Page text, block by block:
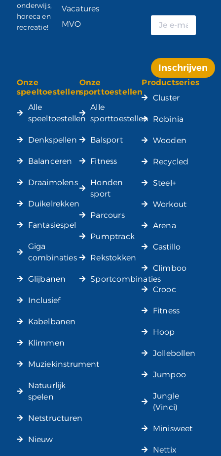
onderwijs,
horeca en
recreatie!
Vacatures
MVO
Inschrijven
Alternative:
Onze
speeltoestellen
Alle
speeltoestellen
Denkspellen
Balanceren
Draaimolens
Duikelrekken
Fantasiespel
Giga
combinaties
Glijbanen
Inclusief
Kabelbanen
Klimmen
Muziekinstrument
Natuurlijk
spelen
Netstructuren
Nieuw
Onze
sporttoestellen
Alle
sporttoestellen
Balsport
Fitness
Honden
sport
Parcours
Pumptrack
Rekstokken
Sportcombinaties
Productseries
Cluster
Robinia
Wooden
Recycled
Steel+
Workout
Arena
Castillo
Climboo
Crooc
Fitness
Hoop
Jollebollen
Jumpoo
Jungle
(Vinci)
Minisweet
Nettix